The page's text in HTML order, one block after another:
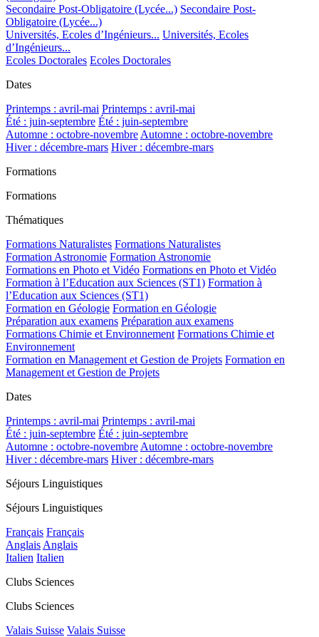
Secondaire Post-Obligatoire (Lycée...) Secondaire Post-
Obligatoire (Lycée...)
Universités, Ecoles d’Ingénieurs... Universités, Ecoles
d’Ingénieurs...
Ecoles Doctorales Ecoles Doctorales
Dates
Printemps : avril-mai Printemps : avril-mai
Été : juin-septembre Été : juin-septembre
Automne : octobre-novembre Automne : octobre-novembre
Hiver : décembre-mars Hiver : décembre-mars
Formations
Formations
Thématiques
Formations Naturalistes Formations Naturalistes
Formation Astronomie Formation Astronomie
Formations en Photo et Vidéo Formations en Photo et Vidéo
Formation à l’Education aux Sciences (ST1) Formation à
l’Education aux Sciences (ST1)
Formation en Géologie Formation en Géologie
Préparation aux examens Préparation aux examens
Formations Chimie et Environnement Formations Chimie et
Environnement
Formation en Management et Gestion de Projets Formation en
Management et Gestion de Projets
Dates
Printemps : avril-mai Printemps : avril-mai
Été : juin-septembre Été : juin-septembre
Automne : octobre-novembre Automne : octobre-novembre
Hiver : décembre-mars Hiver : décembre-mars
Séjours Linguistiques
Séjours Linguistiques
Français Français
Anglais Anglais
Italien Italien
Clubs Sciences
Clubs Sciences
Valais Suisse Valais Suisse